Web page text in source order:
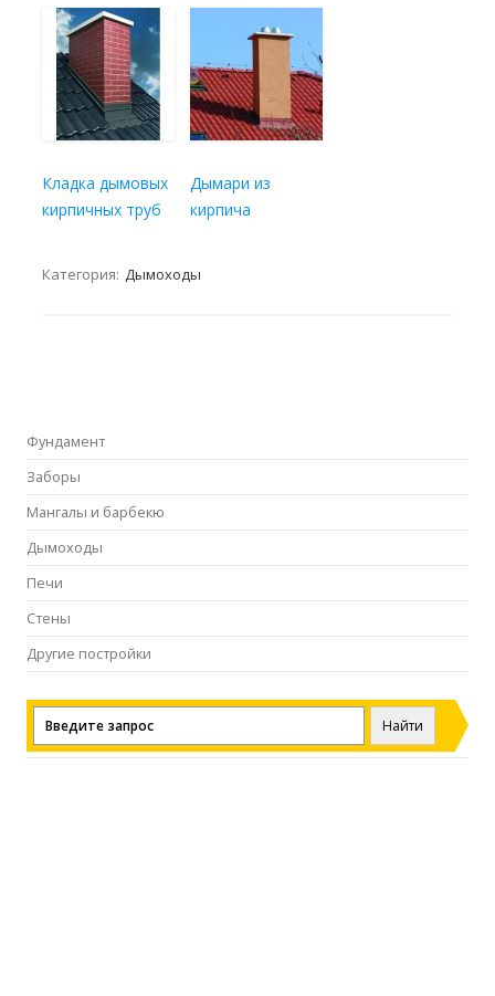
Кладка дымовых
кирпичных труб
Дымари из
кирпича
Категория: Дымоходы
Фундамент
Заборы
Мангалы и барбекю
Дымоходы
Печи
Стены
Другие постройки